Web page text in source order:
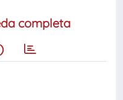
completa